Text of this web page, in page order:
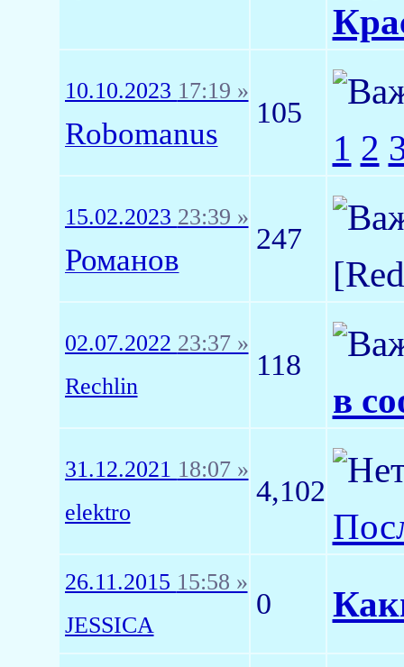
10.10.2023 17:19 »
Robomanus
105
1 2
15.02.2023 23:39 »
Романов
247
02.07.2022 23:37 »
Rechlin
118
в
31.12.2021 18:07 »
elektro
4,102
26.11.2015 15:58 »
JESSICA
0